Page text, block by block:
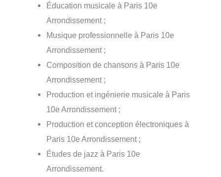
Éducation musicale à Paris 10e
Arrondissement ;
Musique professionnelle à Paris 10e
Arrondissement ;
Composition de chansons à Paris 10e
Arrondissement ;
Production et ingénierie musicale à Paris
10e Arrondissement ;
Production et conception électroniques à
Paris 10e Arrondissement ;
Études de jazz à Paris 10e
Arrondissement.